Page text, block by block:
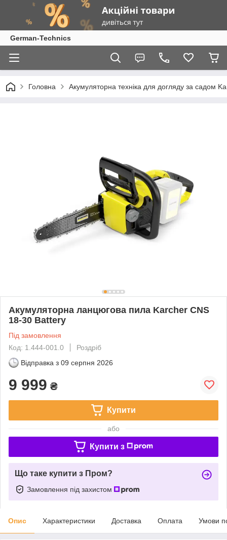
German-Technics
Головна Акумуляторна техніка для догляду за садом
Акумуляторна ланцюгова пила Karcher CNS
18-30 Battery
Під замовлення
Код: 1.444-001.0
Роздріб
Відправка з 09 серпня 2026
9 999 ₴
Купити
або
Купити з
Що таке купити з Пром?
Замовлення під захистом
Опис Характеристики Доставка Оплата Умови